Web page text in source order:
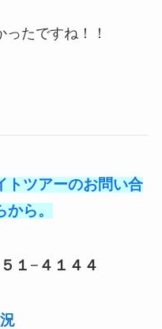
たですね！！
トツアーのお問い合
ら。
１−４１４４